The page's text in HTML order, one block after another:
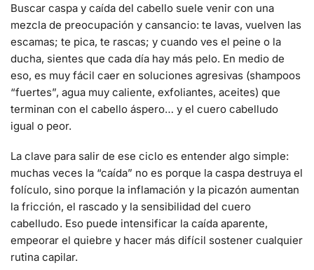
Buscar caspa y caída del cabello suele venir con una
mezcla de preocupación y cansancio: te lavas, vuelven las
escamas; te pica, te rascas; y cuando ves el peine o la
ducha, sientes que cada día hay más pelo. En medio de
eso, es muy fácil caer en soluciones agresivas (shampoos
“fuertes”, agua muy caliente, exfoliantes, aceites) que
terminan con el cabello áspero… y el cuero cabelludo
igual o peor.
La clave para salir de ese ciclo es entender algo simple:
muchas veces la “caída” no es porque la caspa destruya el
folículo, sino porque la inflamación y la picazón aumentan
la fricción, el rascado y la sensibilidad del cuero
cabelludo. Eso puede intensificar la caída aparente,
empeorar el quiebre y hacer más difícil sostener cualquier
rutina capilar.